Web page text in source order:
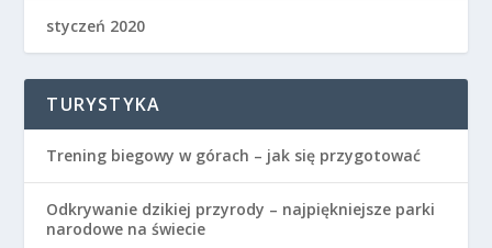
styczeń 2020
TURYSTYKA
Trening biegowy w górach – jak się przygotować
Odkrywanie dzikiej przyrody – najpiękniejsze parki
narodowe na świecie